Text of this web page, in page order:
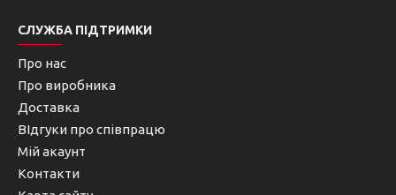
СЛУЖБА ПІДТРИМКИ
Про нас
Про виробника
Доставка
ВІдгуки про співпрацю
Мій акаунт
Контакти